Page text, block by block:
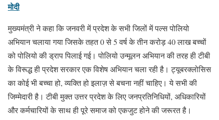
मोदी
मुख्यमंत्री ने कहा कि जनवरी में प्रदेश के सभी जिलों में पल्‍स पोलियो
अभियान चलाया गया जिसके तहत 0 से 5 वर्ष के तीन करोड़ 40 लाख बच्‍चों
को पोलियो की ड्राप पिलाई गई। पोलियो उन्‍मूलन अभियान की तरह ही टीबी
के विरूद्ध ही प्रदेश सरकार एक विशेष अभियान चला रही है। ट्यूबरक्लोसिस
का कोई भी बच्चा हो, व्यक्ति हो इलाज़ से बचना नहीं चाहिए। ये सभी की
जिम्‍मेदारी है। टीबी मुक्त उत्तर प्रदेश के लिए जनप्रतिनिधियों, अधिकारियों
और कर्मचारियों के साथ ही पूरे समाज को एकजुट होने की जरूरत है।